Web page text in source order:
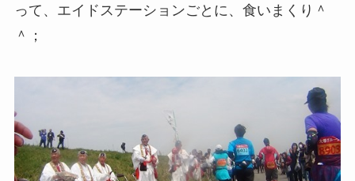
って、エイドステーションごとに、食いまくり＾
＾；